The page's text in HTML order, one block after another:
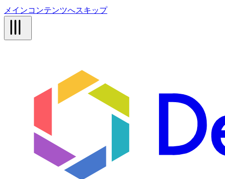
メインコンテンツへスキップ